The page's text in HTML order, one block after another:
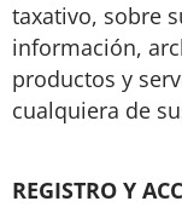
taxativo, sobre
información,
productos y
cualquiera de
REGISTRO Y